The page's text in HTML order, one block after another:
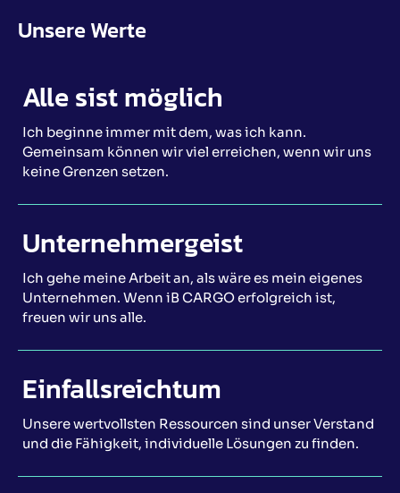
Unsere Werte
Alle sist möglich
Ich beginne immer mit dem, was ich kann.
Gemeinsam können wir viel erreichen, wenn wir uns
keine Grenzen setzen.
Unternehmergeist
Ich gehe meine Arbeit an, als wäre es mein eigenes
Unternehmen. Wenn iB CARGO erfolgreich ist,
freuen wir uns alle.
Einfallsreichtum
Unsere wertvollsten Ressourcen sind unser Verstand
und die Fähigkeit, individuelle Lösungen zu finden.